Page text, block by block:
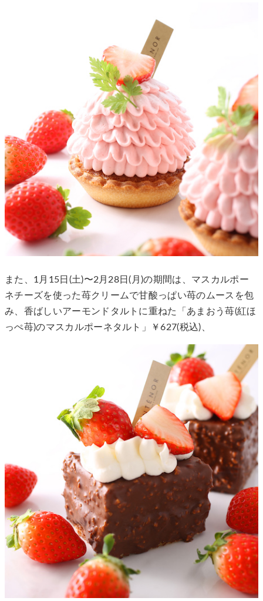
また、1月15日(土)〜2月28日(月)の期間は、マスカルポー
ネチーズを使った苺クリームで甘酸っぱい苺のムースを包
み、香ばしいアーモンドタルトに重ねた「あまおう苺(紅ほ
っぺ苺)のマスカルポーネタルト」￥627(税込)、